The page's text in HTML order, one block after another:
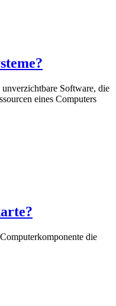
Software, die
eines Computers
die